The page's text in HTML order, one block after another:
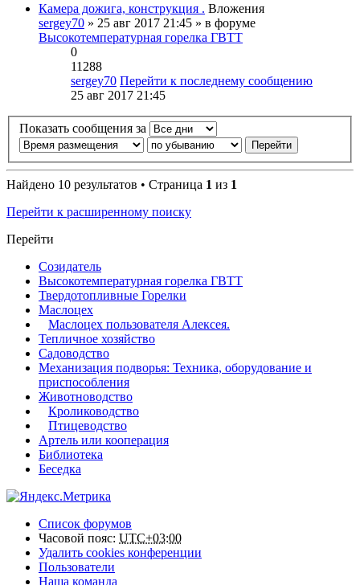
Камера дожига, конструкция . Вложения
sergey70 » 25 авг 2017 21:45 » в форуме
Высокотемпературная горелка ГВТТ
0
11288
sergey70 Перейти к последнему сообщению
25 авг 2017 21:45
Показать сообщения за
Найдено 10 результатов • Страница 1 из 1
Перейти к расширенному поиску
Перейти
Созидатель
Высокотемпературная горелка ГВТТ
Твердотопливные Горелки
Маслоцех
Маслоцех пользователя Алексея.
Тепличное хозяйство
Садоводство
Механизация подворья: Техника, оборудование и
приспособления
Животноводство
Кролиководство
Птицеводство
Артель или кооперация
Библиотека
Беседка
Список форумов
Часовой пояс: UTC+03:00
Удалить cookies конференции
Пользователи
Наша команда